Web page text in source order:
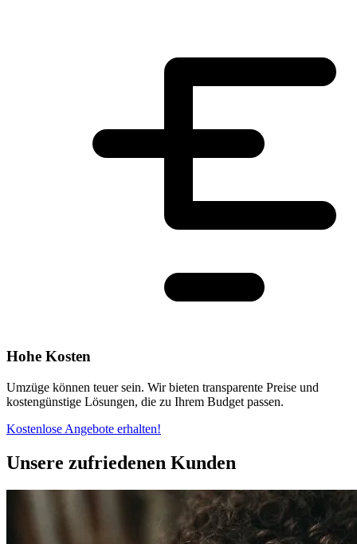
Hohe Kosten
Umzüge können teuer sein. Wir bieten transparente Preise und
kostengünstige Lösungen, die zu Ihrem Budget passen.
Kostenlose Angebote erhalten!
Unsere zufriedenen Kunden